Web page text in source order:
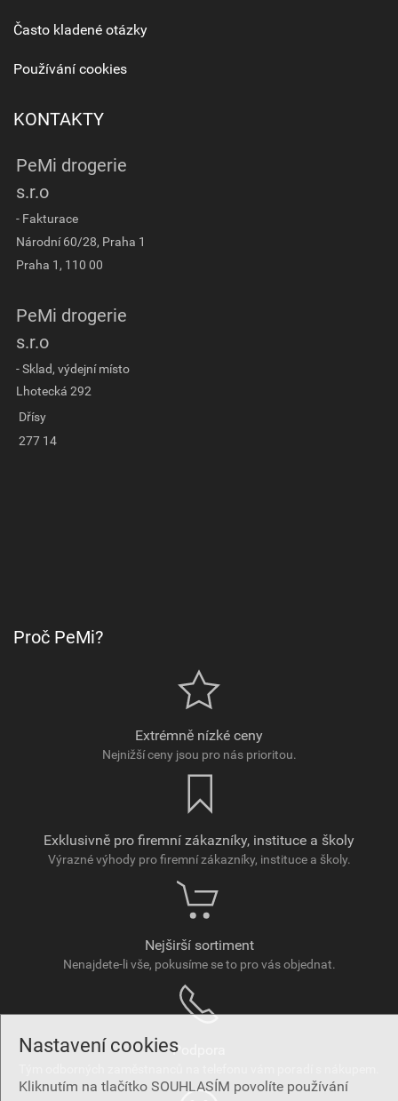
Nastavení cookies
Kliknutím na tlačítko SOUHLASÍM povolíte používání
Často kladené otázky
Používání cookies
KONTAKTY
PeMi drogerie
s.r.o
- Fakturace
Národní 60/28, Praha 1
Praha 1, 110 00
PeMi drogerie
s.r.o
- Sklad, výdejní místo
Lhotecká 292
Dřísy
277 14
Proč PeMi?
Extrémně nízké ceny
Nejnižší ceny jsou pro nás prioritou.
Exklusivně pro firemní zákazníky, instituce a školy
Výrazné výhody pro firemní zákazníky, instituce a školy.
Nejširší sortiment
Nenajdete-li vše, pokusíme se to pro vás objednat.
Podpora